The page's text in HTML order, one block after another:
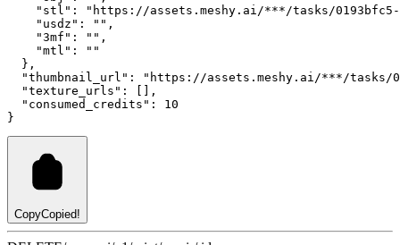
"stl" :
"https://assets.meshy.ai/***/tasks/0193bfc5-
"usdz" : "" ,
"3mf" : "" ,
"mtl" :
""
  }
,
"thumbnail_url" :
"https://assets.meshy.ai/***/tasks/
"texture_urls" :
,
"consumed_credits" :
10
}
CopyCopied!